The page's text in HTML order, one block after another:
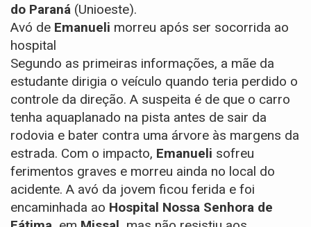
do Paraná (Unioeste).
Avó de Emanueli morreu após ser socorrida ao
hospital
Segundo as primeiras informações, a mãe da
estudante dirigia o veículo quando teria perdido o
controle da direção. A suspeita é de que o carro
tenha aquaplanado na pista antes de sair da
rodovia e bater contra uma árvore às margens da
estrada. Com o impacto, Emanueli sofreu
ferimentos graves e morreu ainda no local do
acidente. A avó da jovem ficou ferida e foi
encaminhada ao Hospital Nossa Senhora de